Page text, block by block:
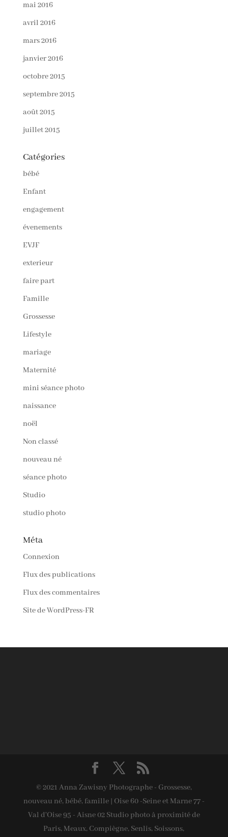
mai 2016
avril 2016
mars 2016
janvier 2016
octobre 2015
septembre 2015
août 2015
juillet 2015
Catégories
bébé
Enfant
engagement
évenements
EVJF
exterieur
faire part
Famille
Grossesse
Lifestyle
mariage
Maternité
mini séance photo
naissance
noël
Non classé
nouveau né
séance photo
Studio
studio photo
Méta
Connexion
Flux des publications
Flux des commentaires
Site de WordPress-FR
© 2021 Anna Zawisny Photographe - Grossesse,
nouveau né, bébé, famille | Oise 60 -Seine et Marne 77 -
Val d'Oise 95 - Aisne 02 Studio photo à proximité de
Paris, Meaux, Compiègne, Senlis, Soissons,